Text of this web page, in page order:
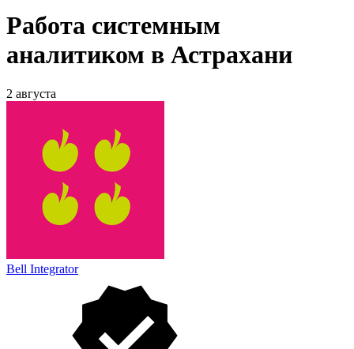
Работа системным
аналитиком в Астрахани
2 августа
Bell Integrator